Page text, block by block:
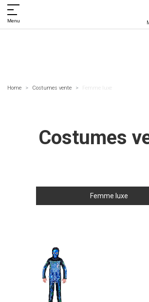
Menu
Home Costumes vente Femme luxe
Costumes
Femme luxe